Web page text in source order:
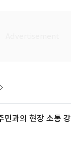
민과의 현장 소통 강